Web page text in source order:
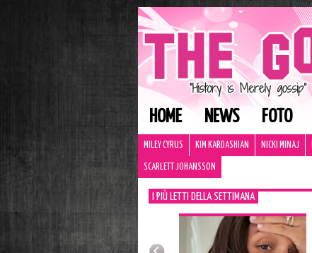
HOME NEWS FOTO
MILEY CYRUS KIM KARDASHIAN NICKI MINAJ
SCARLETT JOHANSSON
I PIÙ LETTI DELLA SETTIMANA